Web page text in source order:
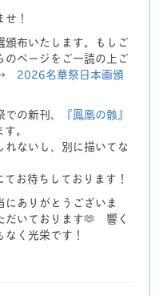
！
頒布いたします。もしご
ページをご一読の上ご
2026名華祭日本画頒
の新刊、
『鳳凰の骸』
。
ないし、別に描いてな
お待ちしております！
にありがとうございま
いております🫶 響く
く光栄です！